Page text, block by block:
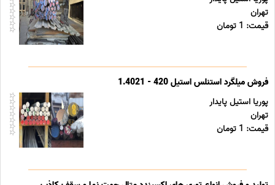
تهران
قیمت: 1 تومان
فروش میلگرد استنلس استیل 420 - 1.4021
پوریا استیل پایدار
تهران
قیمت: 1 تومان